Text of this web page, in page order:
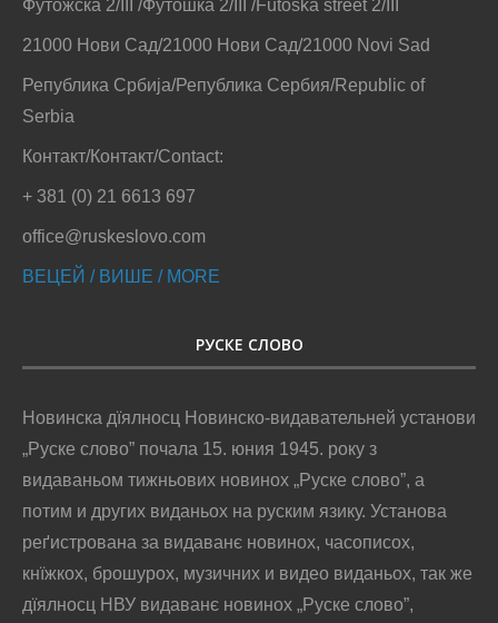
Футожска 2/III /Футошка 2/III /Futoska street 2/III
21000 Нови Сад/21000 Нови Сад/21000 Novi Sad
Република Србија/Република Сербия/Republic of
Serbia
Контакт/Контакт/Contact:
+ 381 (0) 21 6613 697
office@ruskeslovo.com
ВЕЦЕЙ / ВИШЕ / MORE
РУСКЕ СЛОВО
Новинска дїялносц Новинско-видавательней установи
„Руске слово” почала 15. юния 1945. року з
видаваньом тижньових новинох „Руске слово”, а
потим и других виданьох на руским язику. Установа
реґистрована за видаванє новинох, часописох,
кнїжкох, брошурох, музичних и видео виданьох, так же
дїялносц НВУ видаванє новинох „Руске слово”,